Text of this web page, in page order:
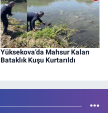
Yüksekova’da Mahsur Kalan
Bataklık Kuşu Kurtarıldı